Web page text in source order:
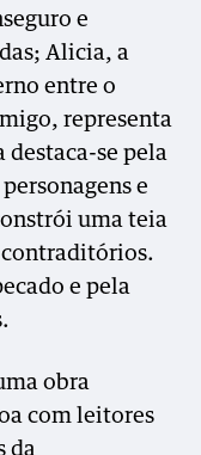
e
Alicia, a
entre o
representa
destaca-se pela
e
uma teia
e pela
obra
com leitores
da